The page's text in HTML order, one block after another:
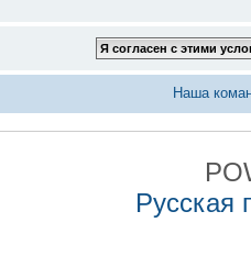
Наша
Русская